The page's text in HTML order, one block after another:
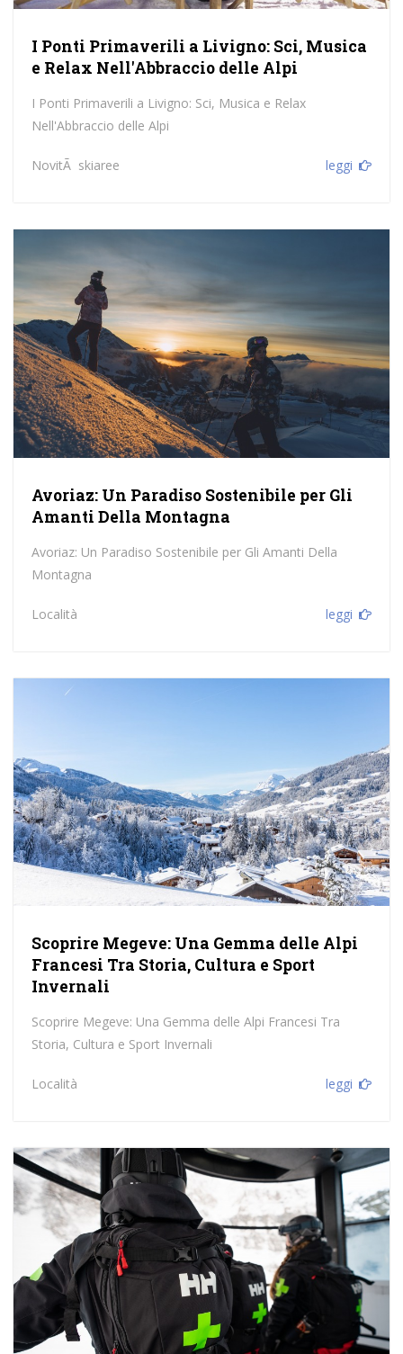
I Ponti Primaverili a Livigno: Sci, Musica
e Relax Nell'Abbraccio delle Alpi
I Ponti Primaverili a Livigno: Sci, Musica e Relax
Nell'Abbraccio delle Alpi
NovitÃ skiaree leggi
Avoriaz: Un Paradiso Sostenibile per Gli
Amanti Della Montagna
Avoriaz: Un Paradiso Sostenibile per Gli Amanti Della
Montagna
Località leggi
Scoprire Megeve: Una Gemma delle Alpi
Francesi Tra Storia, Cultura e Sport
Invernali
Scoprire Megeve: Una Gemma delle Alpi Francesi Tra
Storia, Cultura e Sport Invernali
Località leggi